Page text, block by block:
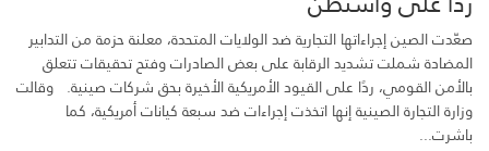
صعّدت الصين إجراءاتها التجارية ضد الولايات المتحدة، معلنة حزمة من التدابير
المضادة شملت تشديد الرقابة على بعض الصادرات وفتح تحقيقات تتعلق
بالأمن القومي، ردًا على القيود الأمريكية الأخيرة بحق شركات صينية. وقالت
وزارة التجارة الصينية إنها اتخذت إجراءات ضد سبعة كيانات أمريكية، كما
باشرت...